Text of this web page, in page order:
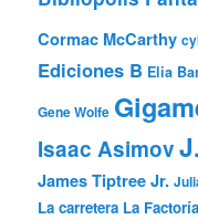
Cormac McCarthy
Ediciones B Elia
Gene Wolfe
Isaac Asimov
James Tiptree Jr.
La carretera La